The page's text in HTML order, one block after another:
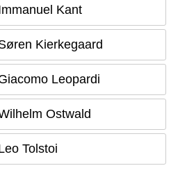
Kant
Kierkegaard
Leopardi
Ostwald
Tolstoi